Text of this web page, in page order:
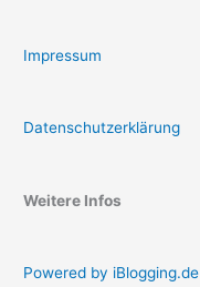
Impressum
Datenschutzerklärung
Weitere Infos
Powered by iBlogging.de